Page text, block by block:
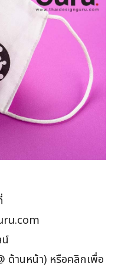
านหน้า) หรือคลิกเพื่อ